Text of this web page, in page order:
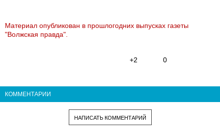
Материал опубликован в прошлогодних выпусках газеты
"Волжская правда".
+2 0
КОММЕНТАРИИ
НАПИСАТЬ КОММЕНТАРИЙ